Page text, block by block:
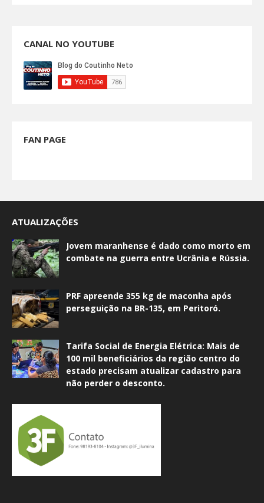
CANAL NO YOUTUBE
FAN PAGE
ATUALIZAÇÕES
Jovem maranhense é dado como morto em
combate na guerra entre Ucrânia e Rússia.
PRF apreende 355 kg de maconha após
perseguição na BR-135, em Peritoró.
Tarifa Social de Energia Elétrica: Mais de
100 mil beneficiários da região centro do
estado precisam atualizar cadastro para
não perder o desconto.